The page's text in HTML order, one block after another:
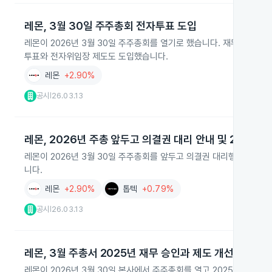
레몬, 3월 30일 주주총회 전자투표 도입
레몬이 2026년 3월 30일 주주총회를 열기로 했습니다. 재무제표 수
투표와 전자위임장 제도도 도입했습니다.
레몬 +2.90%
공시 26.03.13
레몬, 2026년 주총 앞두고 의결권 대리 안내 및 2025년
레몬이 2026년 3월 30일 주주총회를 앞두고 의결권 대리행사 안내
니다.
레몬 +2.90% 톱텍 +0.79%
공시 26.03.13
레몬, 3월 주총서 2025년 재무 승인과 제도 개선 논의